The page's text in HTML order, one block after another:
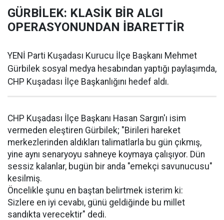
GÜRBİLEK: KLASİK BİR ALGI
OPERASYONUNDAN İBARETTİR
YENİ Parti Kuşadası Kurucu İlçe Başkanı Mehmet
Gürbilek sosyal medya hesabından yaptığı paylaşımda,
CHP Kuşadası İlçe Başkanlığını hedef aldı.
CHP Kuşadası İlçe Başkanı Hasan Sargın'ı isim
vermeden eleştiren Gürbilek; "Birileri hareket
merkezlerinden aldıkları talimatlarla bu gün çıkmış,
yine aynı senaryoyu sahneye koymaya çalışıyor. Dün
sessiz kalanlar, bugün bir anda "emekçi savunucusu"
kesilmiş.
Öncelikle şunu en baştan belirtmek isterim ki:
Sizlere en iyi cevabı, günü geldiğinde bu millet
sandıkta verecektir" dedi.